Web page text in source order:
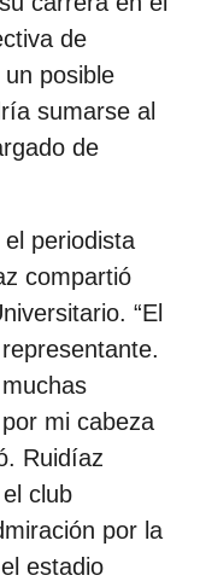
de
posible
sumarse al
de
periodista
compartió
“El
mi cabeza
Ruidíaz
club
por la
estadio